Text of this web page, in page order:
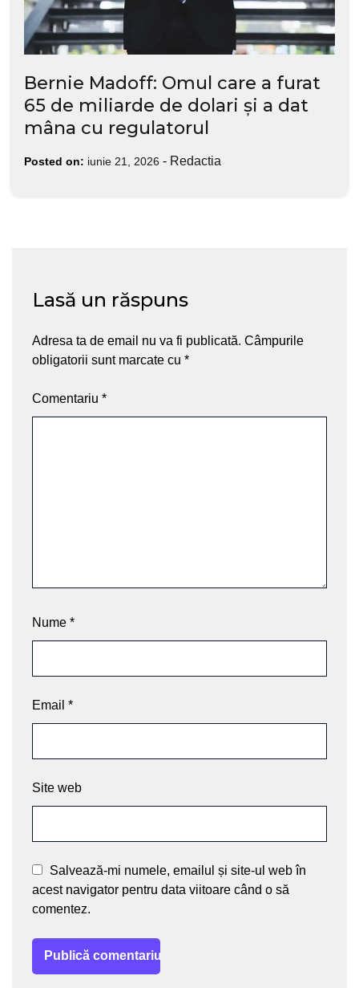
Bernie Madoff: Omul care a furat
65 de miliarde de dolari și a dat
mâna cu regulatorul
Posted on: iunie 21, 2026 - Redactia
Lasă un răspuns
Adresa ta de email nu va fi publicată. Câmpurile
obligatorii sunt marcate cu *
Comentariu *
Nume *
Email *
Site web
Salvează-mi numele, emailul și site-ul web în
acest navigator pentru data viitoare când o să
comentez.